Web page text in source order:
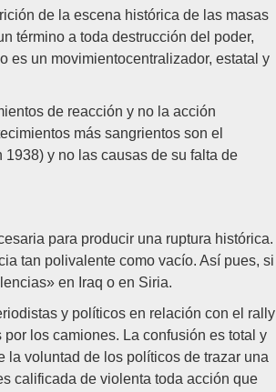
de la escena histórica de las masas
término a toda destrucción del poder,
es un movimientocentralizador, estatal y
de reacción y no la acción
más sangrientos son el
y no las causas de su falta de
para producir una ruptura histórica.
tan polivalente como vacío. Así pues, si
en Iraq o en Siria.
y políticos en relación con el rally
los camiones. La confusión es total y
voluntad de los políticos de trazar una
calificada de violenta toda acción que